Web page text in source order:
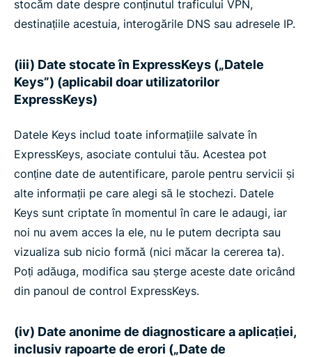
stocăm date despre conținutul traficului VPN,
destinațiile acestuia, interogările DNS sau adresele IP.
(iii) Date stocate în ExpressKeys („Datele
Keys”) (aplicabil doar utilizatorilor
ExpressKeys)
Datele Keys includ toate informațiile salvate în
ExpressKeys, asociate contului tău. Acestea pot
conține date de autentificare, parole pentru servicii și
alte informații pe care alegi să le stochezi. Datele
Keys sunt criptate în momentul în care le adaugi, iar
noi nu avem acces la ele, nu le putem decripta sau
vizualiza sub nicio formă (nici măcar la cererea ta).
Poți adăuga, modifica sau șterge aceste date oricând
din panoul de control ExpressKeys.
(iv) Date anonime de diagnosticare a aplicației,
inclusiv rapoarte de erori („Date de